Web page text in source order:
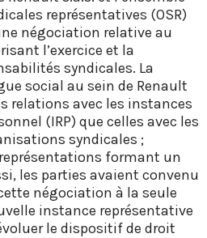
représentatives (OSR)
négociation relative au
l’exercice et la
syndicales. La
social au sein de Renault
relations avec les instances
(IRP) que celles avec les
syndicales ;
formant un
les parties avaient convenu
négociation à la seule
instance représentative
le dispositif de droit